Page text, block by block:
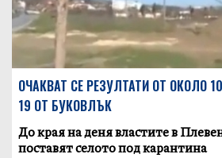
ОЧАКВАТ СЕ РЕЗУЛТАТИ ОТ ОКОЛО
19 ОТ БУКОВЛЪК
До края на деня властите в
поставят селото под карантина